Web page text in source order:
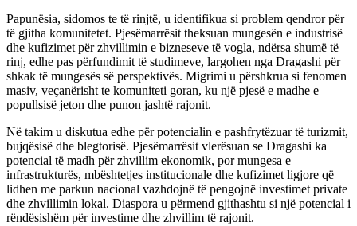
Papunësia, sidomos te të rinjtë, u identifikua si problem qendror për
të gjitha komunitetet. Pjesëmarrësit theksuan mungesën e industrisë
dhe kufizimet për zhvillimin e bizneseve të vogla, ndërsa shumë të
rinj, edhe pas përfundimit të studimeve, largohen nga Dragashi për
shkak të mungesës së perspektivës. Migrimi u përshkrua si fenomen
masiv, veçanërisht te komuniteti goran, ku një pjesë e madhe e
popullsisë jeton dhe punon jashtë rajonit.
Në takim u diskutua edhe për potencialin e pashfrytëzuar të turizmit,
bujqësisë dhe blegtorisë. Pjesëmarrësit vlerësuan se Dragashi ka
potencial të madh për zhvillim ekonomik, por mungesa e
infrastrukturës, mbështetjes institucionale dhe kufizimet ligjore që
lidhen me parkun nacional vazhdojnë të pengojnë investimet private
dhe zhvillimin lokal. Diaspora u përmend gjithashtu si një potencial i
rëndësishëm për investime dhe zhvillim të rajonit.